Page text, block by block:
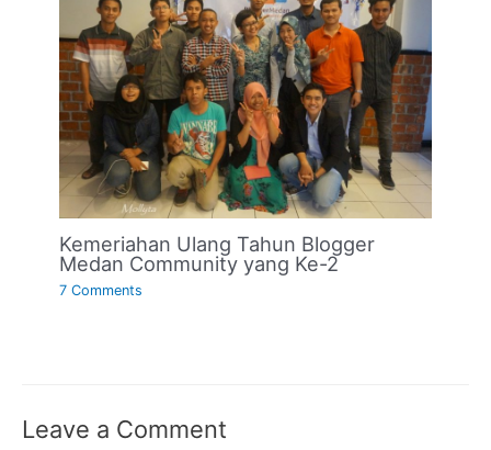
Kemeriahan Ulang Tahun Blogger
Medan Community yang Ke-2
7 Comments
Leave a Comment